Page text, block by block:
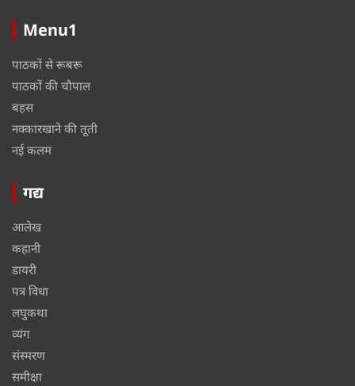
Menu1
पाठकों से रूबरू
पाठकों की चौपाल
बहस
नक्कारखाने की तूती
नई कलम
गद्य
आलेख
कहानी
डायरी
पत्र विधा
लघुकथा
व्यंग
संस्मरण
समीक्षा